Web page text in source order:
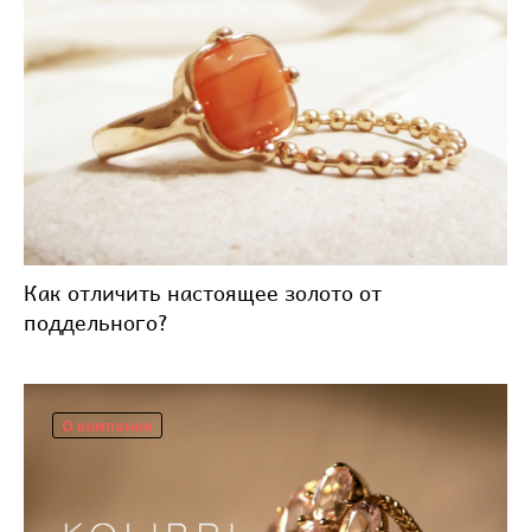
Как отличить настоящее золото от
поддельного?
О компании